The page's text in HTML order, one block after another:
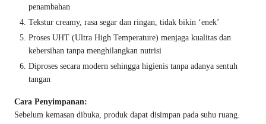
penambahan
Tekstur creamy, rasa segar dan ringan, tidak bikin ‘enek’
Proses UHT (Ultra High Temperature) menjaga kualitas dan
kebersihan tanpa menghilangkan nutrisi
Diproses secara modern sehingga higienis tanpa adanya sentuh
tangan
Cara Penyimpanan:
Sebelum kemasan dibuka, produk dapat disimpan pada suhu ruang.